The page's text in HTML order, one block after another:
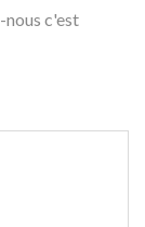
nous c'est